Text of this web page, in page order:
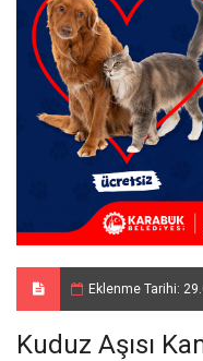
Eklenme Tarihi:
Kuduz Aşısı